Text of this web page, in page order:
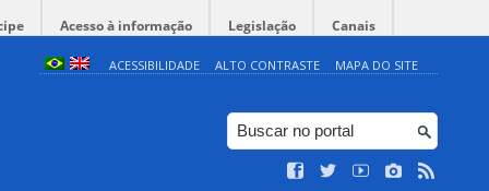
Acesso à informação Legislação Canais
ACESSIBILIDADE ALTO CONTRASTE MAPA DO SITE